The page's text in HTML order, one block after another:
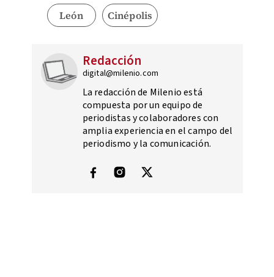
León Cinépolis
Redacción
digital@milenio.com
La redacción de Milenio está
compuesta por un equipo de
periodistas y colaboradores con
amplia experiencia en el campo del
periodismo y la comunicación.